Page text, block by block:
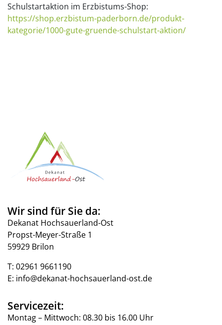
Schulstartaktion im Erzbistums-Shop:
https://shop.erzbistum-paderborn.de/produkt-
kategorie/1000-gute-gruende-schulstart-aktion/
Wir sind für Sie da:
Dekanat Hochsauerland-Ost
Propst-Meyer-Straße 1
59929 Brilon
T: 02961 9661190
E: info@dekanat-hochsauerland-ost.de
Servicezeit:
Montag – Mittwoch: 08.30 bis 16.00 Uhr